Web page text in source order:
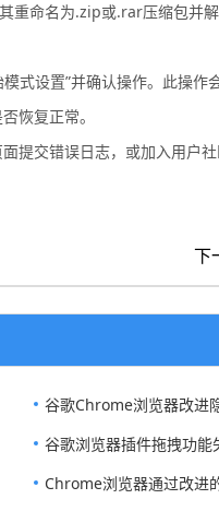
重命名为.zip或.rar压缩包并
式设置”并确认操作。此操
恢复正常。
提交错误日志，或加入用户
下
谷歌Chrome浏览器改进
谷歌浏览器插件拖拽功能
Chrome浏览器通过改进